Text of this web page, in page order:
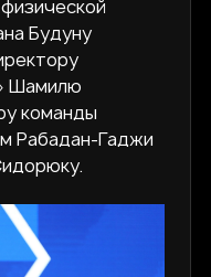
Будуну
Шамилю
команды
Рабадан-Гаджи